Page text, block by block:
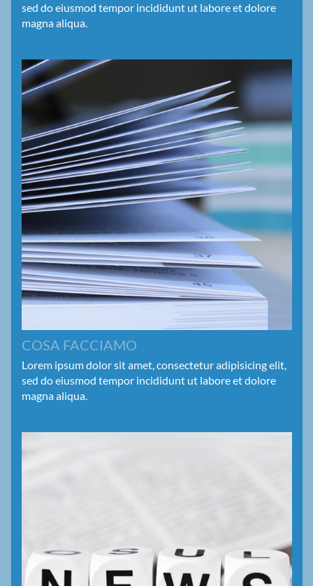
sed do eiusmod tempor incididunt ut labore et dolore
magna aliqua.
COSA FACCIAMO
Lorem ipsum dolor sit amet, consectetur adipisicing elit,
sed do eiusmod tempor incididunt ut labore et dolore
magna aliqua.